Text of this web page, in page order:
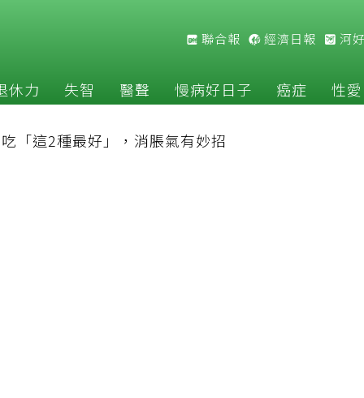
聯合報 經濟日報 河
休力 失智 醫聲 慢病好日子 癌症 性愛
「這2種最好」，消脹氣有妙招